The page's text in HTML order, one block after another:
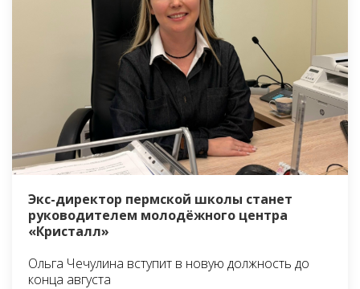
Экс-директор пермской школы станет
руководителем молодёжного центра
«Кристалл»
Ольга Чечулина вступит в новую должность до
конца августа